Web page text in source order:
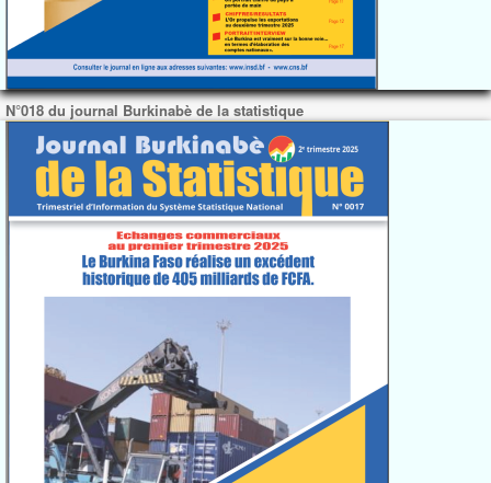
N°018 du journal Burkinabè de la statistique